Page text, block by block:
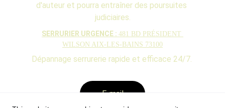
Dépannage serrurerie rapide et efficace 24/7.
SERRURIER URGENCE : 481 BD PRÉSIDENT
WILSON AIX-LES-BAINS 73100
d'auteur et pourra entraîner des poursuites
judiciaires.
E-mail